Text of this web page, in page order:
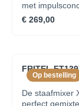
met
lader,
hulpstukken:
€ 269,00
Op bestelling
FRITEL
De staafmixer
perfect